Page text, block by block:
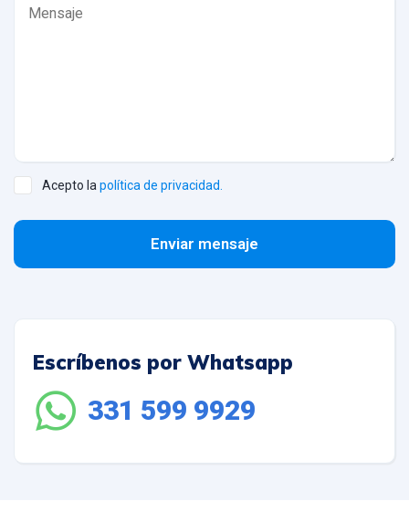
Acepto la política de privacidad.
Enviar mensaje
Escríbenos por Whatsapp
331 599 9929